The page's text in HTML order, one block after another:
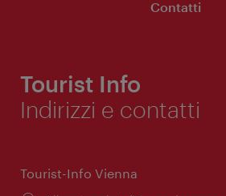
Contatti
Tourist Info
Indirizzi e contatti
Tourist-Info Vienna